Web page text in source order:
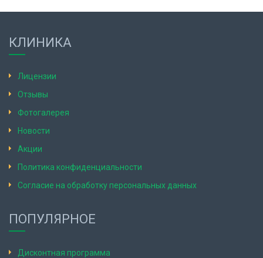
КЛИНИКА
Лицензии
Отзывы
Фотогалерея
Новости
Акции
Политика конфиденциальности
Согласие на обработку персональных данных
ПОПУЛЯРНОЕ
Дисконтная программа